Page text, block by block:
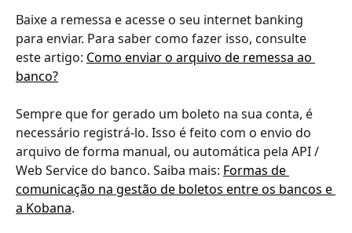
Baixe a remessa e acesse o seu internet banking
para enviar. Para saber como fazer isso, consulte
este artigo: Como enviar o arquivo de remessa ao
banco?
Sempre que for gerado um boleto na sua conta, é
necessário registrá-lo. Isso é feito com o envio do
arquivo de forma manual, ou automática pela API /
Web Service do banco. Saiba mais: Formas de
comunicação na gestão de boletos entre os bancos e
a Kobana.